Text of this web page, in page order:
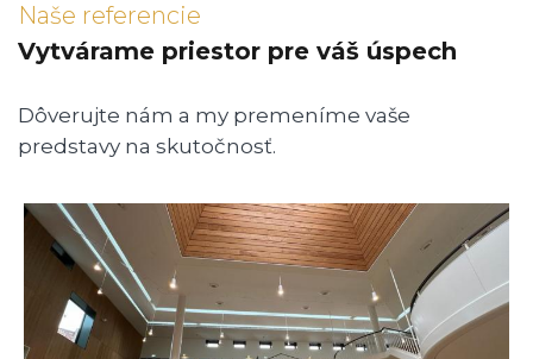
Naše referencie
Vytvárame priestor pre váš úspech
Dôverujte nám a my premeníme vaše
predstavy na skutočnosť.